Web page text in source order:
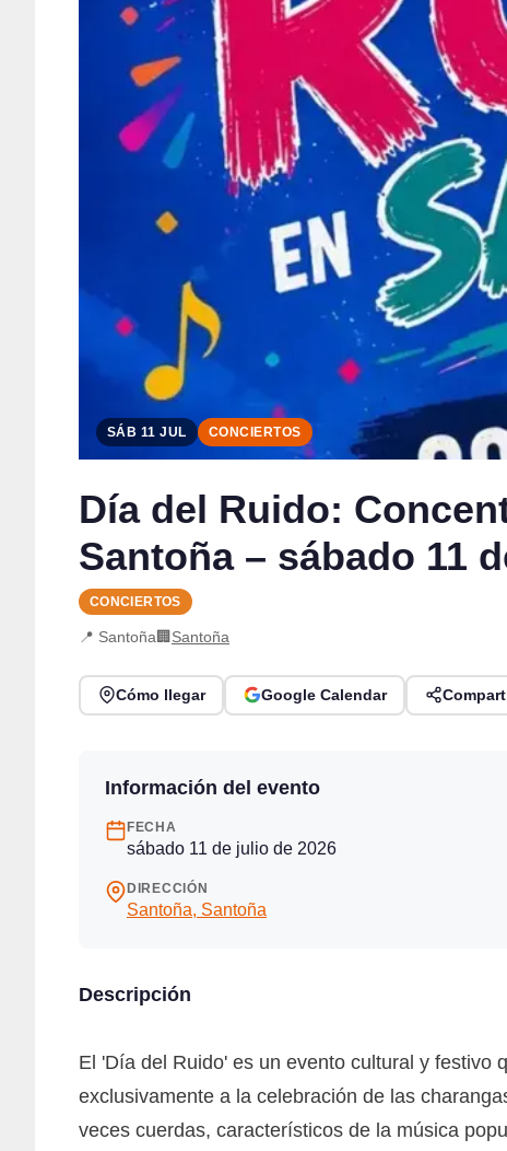
SÁB 11 JUL CONCIERTOS
Día del Ruido:
Santoña – sábado 11
CONCIERTOS
📍 Santoña🏢 Santoña
Cómo llegar Google Calendar
Información del evento
FECHA
sábado 11 de julio de 2026
DIRECCIÓN
Santoña, Santoña
Descripción
El 'Día del Ruido' es un evento cultural y festivo
exclusivamente a la celebración de las
veces cuerdas, característicos de la música